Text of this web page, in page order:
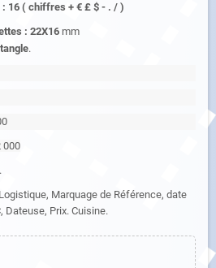
16 ( chiffres + € £ $ - . / )
: 22X16 mm
.
000
Marquage de Référence, date
Dateuse, Prix. Cuisine.